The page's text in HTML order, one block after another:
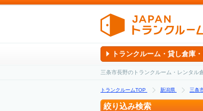
トランクルーム・貸し倉庫
三条市長野のトランクルーム・レンタル
トランクルームTOP 新潟県 三条
絞り込み検索